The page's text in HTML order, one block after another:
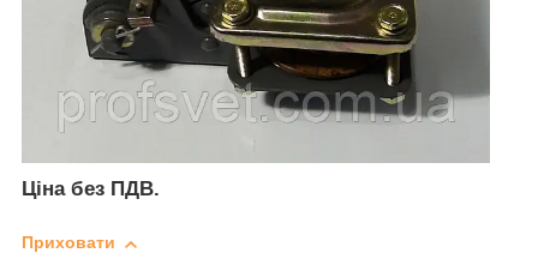
Ціна без ПДВ.
Приховати